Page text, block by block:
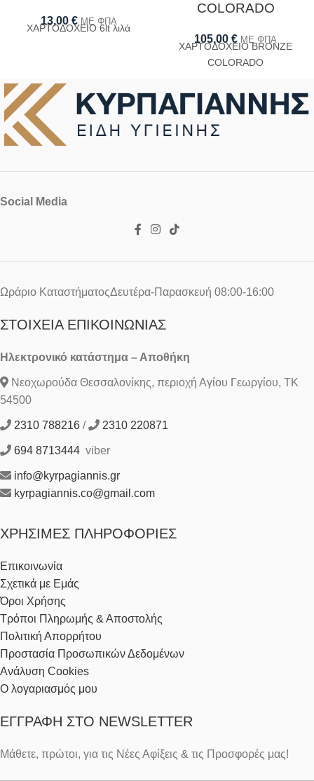
13,00 € ΜΕ ΦΠΑ
ΧΑΡΤΟΔΟΧΕΙΟ 6lt λιλά
COLORADO
105,00 € ΜΕ ΦΠΑ
ΧΑΡΤΟΔΟΧΕΙΟ BRONZE
COLORADO
Social Media
Ωράριο ΚαταστήματοςΔευτέρα-Παρασκευή 08:00-16:00
ΣΤΟΙΧΕΊΑ ΕΠΙΚΟΙΝΩΝΊΑΣ
Ηλεκτρονικό κατάστημα – Αποθήκη
Νεοχωρούδα Θεσσαλονίκης, περιοχή Αγίου Γεωργίου, ΤΚ
54500
2310 788216 / 2310 220871
694 8713444 viber
info@kyrpagiannis.gr
kyrpagiannis.co@gmail.com
ΧΡΉΣΙΜΕΣ ΠΛΗΡΟΦΟΡΊΕΣ
Επικοινωνία
Σχετικά με Εμάς
Όροι Χρήσης
Τρόποι Πληρωμής & Αποστολής
Πολιτική Απορρήτου
Προστασία Προσωπικών Δεδομένων
Ανάλυση Cookies
Ο λογαριασμός μου
ΕΓΓΡΑΦΉ ΣΤΟ NEWSLETTER
Μάθετε, πρώτοι, για τις Νέες Αφίξεις & τις Προσφορές μας!